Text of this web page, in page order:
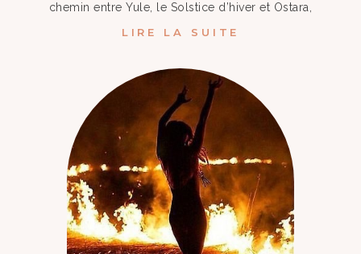
chemin entre Yule, le Solstice d’hiver et Ostara,
LIRE LA SUITE